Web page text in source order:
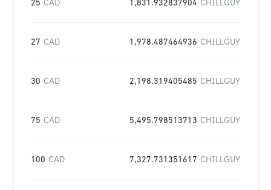
25 CAD 1,831.932837904 CHILLGUY
27 CAD 1,978.487464936 CHILLGUY
30 CAD 2,198.319405485 CHILLGUY
75 CAD 5,495.798513713 CHILLGUY
100 CAD 7,327.731351617 CHILLGUY